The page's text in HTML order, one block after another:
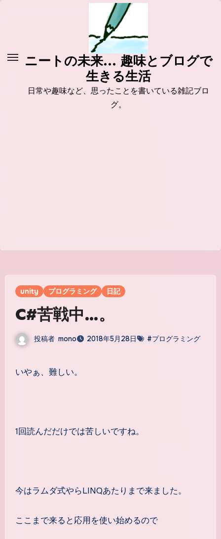
ニートの未来... 趣味とブログで
生きる生活
日常や趣味など、思ったことを書いている雑記ブロ
グ。
unity プログラミング 日記
C#苦戦中…。
投稿者 mono 2018年5月28日 #プログラミング
いやぁ、難しい。
1回読んだだけでは苦しいですね。
今はラムダ式やらLINQあたりまで来ました。
ここまで来ると応用を使い始めるので